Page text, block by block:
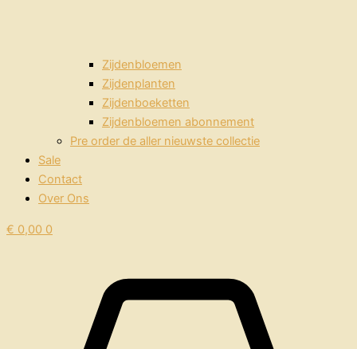
Zijdenbloemen
Zijdenplanten
Zijdenboeketten
Zijdenbloemen abonnement
Pre order de aller nieuwste collectie
Sale
Contact
Over Ons
€ 0,00 0